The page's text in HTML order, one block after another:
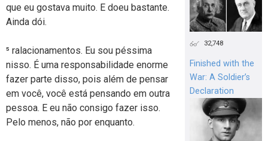
que eu gostava muito. E doeu bastante.
Ainda dói.
⁵ ralacionamentos. Eu sou péssima
nisso. É uma responsabilidade enorme
fazer parte disso, pois além de pensar
em você, você está pensando em outra
pessoa. E eu não consigo fazer isso.
Pelo menos, não por enquanto.
32,748
Finished with the
War: A Soldier’s
Declaration